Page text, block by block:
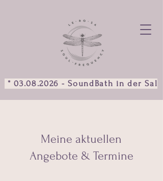
* 03.08.2026 - SoundBath in
Meine aktuellen
Angebote & Termine